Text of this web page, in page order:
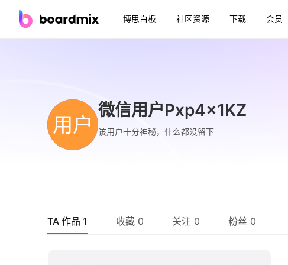
博思白板 社区资源 下载 会员
用户
微信用户Pxp4x1KZ
该用户十分神秘，什么都没留下
TA 作品 1 收藏 0 关注 0 粉丝 0